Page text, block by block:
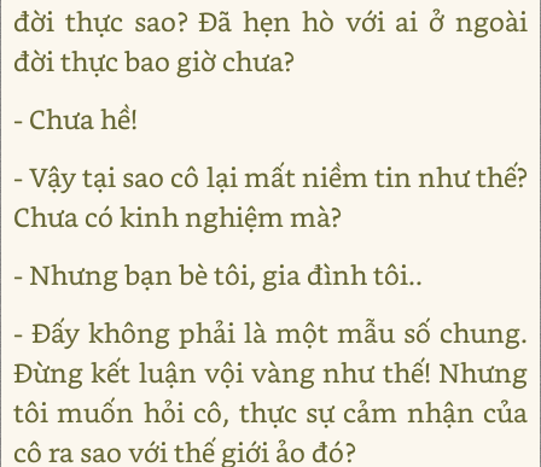
đời thực sao? Đã hẹn hò với ai ở ngoài
đời thực bao giờ chưa?
- Chưa hề!
- Vậy tại sao cô lại mất niềm tin như thế?
Chưa có kinh nghiệm mà?
- Nhưng bạn bè tôi, gia đình tôi..
- Đấy không phải là một mẫu số chung.
Đừng kết luận vội vàng như thế! Nhưng
tôi muốn hỏi cô, thực sự cảm nhận của
cô ra sao với thế giới ảo đó?